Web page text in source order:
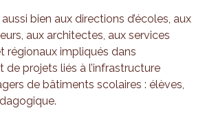
aussi bien aux directions d’écoles, aux
aux architectes, aux services
régionaux impliqués dans
de projets liés à l’infrastructure
de bâtiments scolaires : élèves,